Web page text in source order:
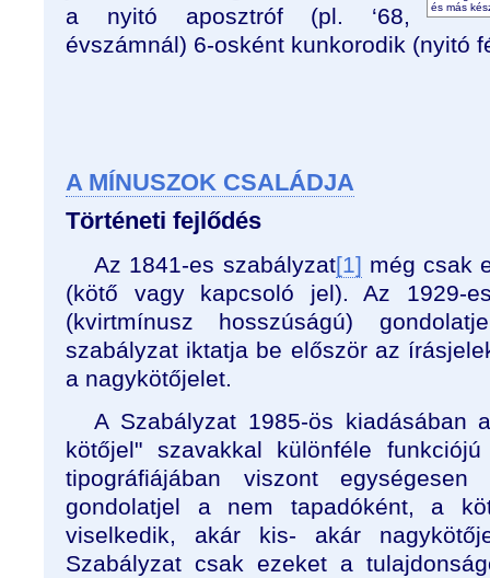
és más
a nyitó aposztróf (pl. ‘68,
évszámnál) 6-osként kunkorodik (nyitó
A MÍNUSZOK CSALÁDJA
Történeti fejlődés
Az 1841-es szabályzat[1] még csak
(kötő vagy kapcsoló jel). Az 1929-
(kvirtmínusz hosszúságú)
szabályzat iktatja be először az
a nagykötőjelet.
A Szabályzat 1985-ös kiadásában
kötőjel" szavakkal különféle
tipográfiájában viszont
gondolatjel a nem tapadóként, a
viselkedik, akár kis- akár
Szabályzat csak ezeket a